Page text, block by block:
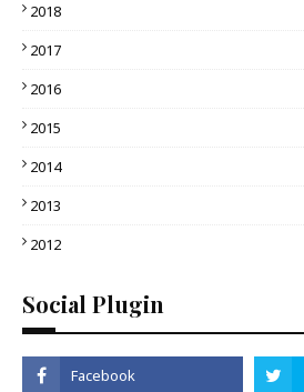
2018
2017
2016
2015
2014
2013
2012
Social Plugin